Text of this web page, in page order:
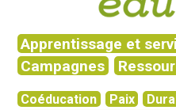
Apprentissage et
Campagnes
Coéducation Paix